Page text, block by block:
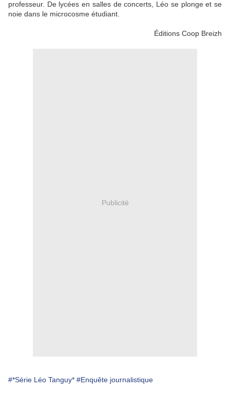
professeur. De lycées en salles de concerts, Léo se plonge et se
noie dans le microcosme étudiant.
Éditions Coop Breizh
Publicité
#*Série Léo Tanguy* #Enquête journalistique